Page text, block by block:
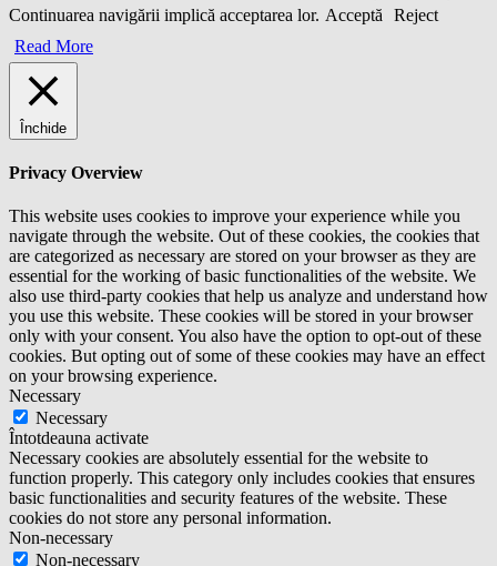
Continuarea navigării implică acceptarea lor. Acceptă
Reject
Read More
Închide
Privacy Overview
This website uses cookies to improve your experience while you
navigate through the website. Out of these cookies, the cookies that
are categorized as necessary are stored on your browser as they are
essential for the working of basic functionalities of the website. We
also use third-party cookies that help us analyze and understand how
you use this website. These cookies will be stored in your browser
only with your consent. You also have the option to opt-out of these
cookies. But opting out of some of these cookies may have an effect
on your browsing experience.
Necessary
Necessary
Întotdeauna activate
Necessary cookies are absolutely essential for the website to
function properly. This category only includes cookies that ensures
basic functionalities and security features of the website. These
cookies do not store any personal information.
Non-necessary
Non-necessary